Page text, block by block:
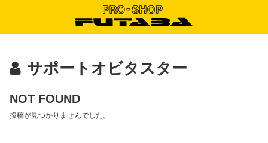
サポートオビタスター
NOT FOUND
投稿が見つかりませんでした。